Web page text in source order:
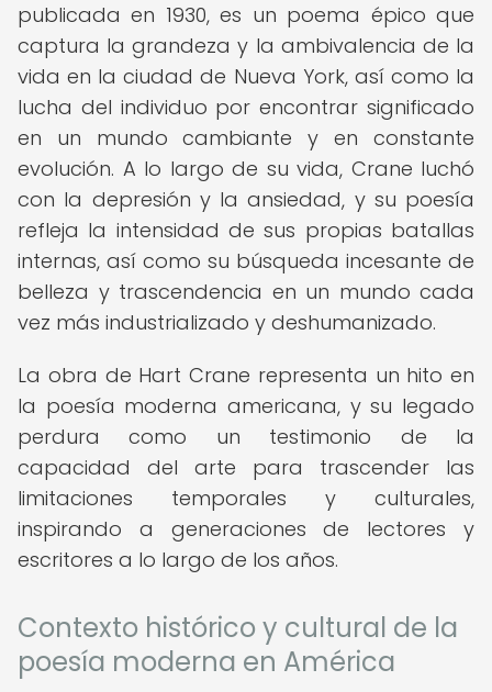
publicada en 1930, es un poema épico que
captura la grandeza y la ambivalencia de la
vida en la ciudad de Nueva York, así como la
lucha del individuo por encontrar significado
en un mundo cambiante y en constante
evolución. A lo largo de su vida, Crane luchó
con la depresión y la ansiedad, y su poesía
refleja la intensidad de sus propias batallas
internas, así como su búsqueda incesante de
belleza y trascendencia en un mundo cada
vez más industrializado y deshumanizado.
La obra de Hart Crane representa un hito en
la poesía moderna americana, y su legado
perdura como un testimonio de la
capacidad del arte para trascender las
limitaciones temporales y culturales,
inspirando a generaciones de lectores y
escritores a lo largo de los años.
Contexto histórico y cultural de la
poesía moderna en América